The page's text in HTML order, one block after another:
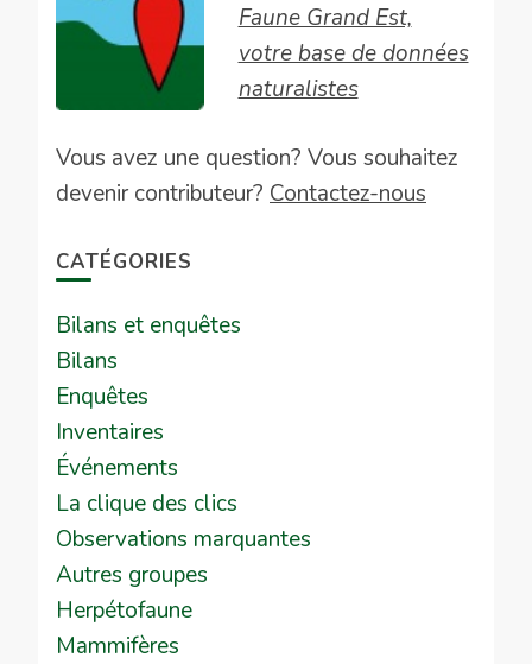
Faune Grand Est,
votre base de données
naturalistes
Vous avez une question? Vous souhaitez
devenir contributeur? Contactez-nous
CATÉGORIES
Bilans et enquêtes
Bilans
Enquêtes
Inventaires
Événements
La clique des clics
Observations marquantes
Autres groupes
Herpétofaune
Mammifères